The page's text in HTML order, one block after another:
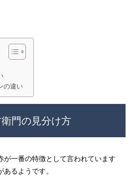
の違い
門の見分け方
が一番の特徴として言われています
るようです。